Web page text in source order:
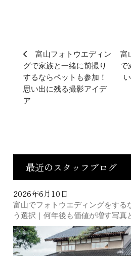
富山フォトウエディン
グで家族と一緒に前撮り
するならペットも参加！
思い出に残る撮影アイデ
ア
富
で
最近のスタッフブログ
2026年6月10日
富山でフォトウエディングをする
う選択｜何年後も価値が増す写真